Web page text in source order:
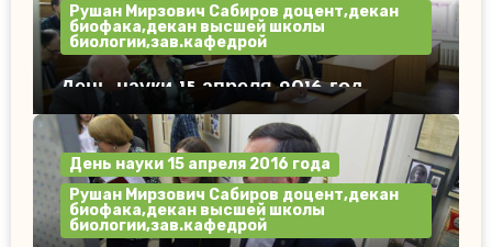
Рушан Мирзович Сабиров доцент,декан
биофака,декан высшей школы
биологии,зав.кафедрой
День науки 15 апреля 2016 год.
День науки 15 апреля 2016 года
Рушан Мирзович Сабиров доцент,декан
биофака,декан высшей школы
биологии,зав.кафедрой